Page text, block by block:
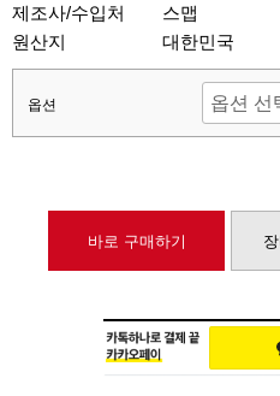
제조사/수입처
스맵
원산지
대한민국
옵션
바로 구매하기